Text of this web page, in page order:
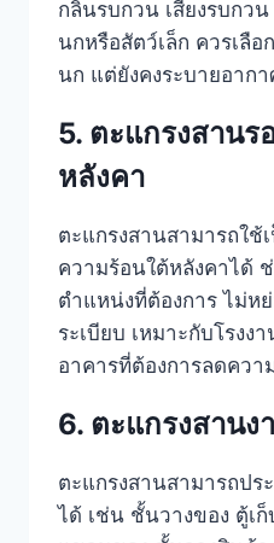
กลิ่นรบกวน เสียงรบกว
นกหรือสัตว์เล็ก ควรเลื
นก แต่ยังคงระบายอาก
5. ตะแกรงสานร
หลังคา
ตะแกรงสานสามารถใ
ความร้อนใต้หลังคาได้
ตำแหน่งที่ต้องการ ไม่ห
ระเบียบ เหมาะกับโรงง
อาคารที่ต้องการลดควา
6. ตะแกรงสานง
ตะแกรงสานสามารถปร
ได้ เช่น ชั้นวางของ ตู้เก็